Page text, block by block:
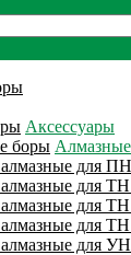
Аксессуары
для
для
для
для
для